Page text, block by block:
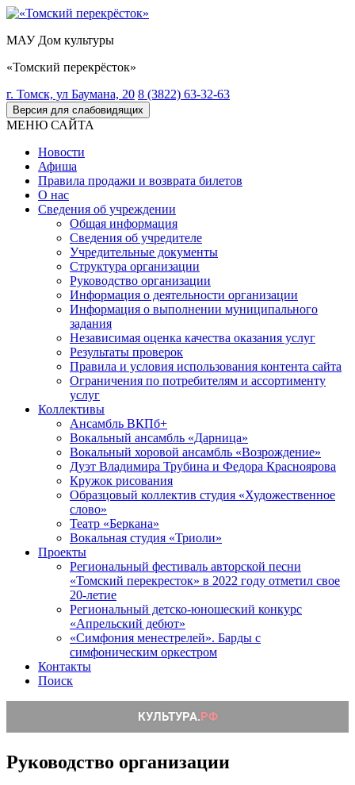
МАУ Дом культуры
«Томский перекрёсток»
г. Томск, ул Баумана, 20 8 (3822) 63-32-63
Версия для слабовидящих
МЕНЮ САЙТА
Новости
Афиша
Правила продажи и возврата билетов
О нас
Сведения об учреждении
Общая информация
Сведения об учредителе
Учредительные документы
Структура организации
Руководство организации
Информация о деятельности организации
Информация о выполнении муниципального
задания
Независимая оценка качества оказания услуг
Результаты проверок
Правила и условия использования контента сайта
Ограничения по потребителям и ассортименту
услуг
Коллективы
Ансамбль ВКПб+
Вокальный ансамбль «Дарница»
Вокальный хоровой ансамбль «Возрождение»
Дуэт Владимира Трубина и Федора Красноярова
Кружок рисования
Образцовый коллектив студия «Художественное
слово»
Театр «Беркана»
Вокальная студия «Триоли»
Проекты
Региональный фестиваль авторской песни
«Томский перекресток» в 2022 году отметил свое
20-летие
Региональный детско-юношеский конкурс
«Апрельский дебют»
«Симфония менестрелей». Барды с
симфоническим оркестром
Контакты
Поиск
Руководство организации